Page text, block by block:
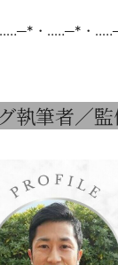
・‥…─*・
執筆者／